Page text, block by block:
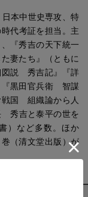
本中世史専攻、特
代考証を担当。主
『秀吉の天下統一
妻たち』（ともに
図説 秀吉記』『詳
『黒田官兵衛 智謀
戦国 組織論から人
秀吉と泰平の世を
）など多数。ほか
（清文堂出版）が